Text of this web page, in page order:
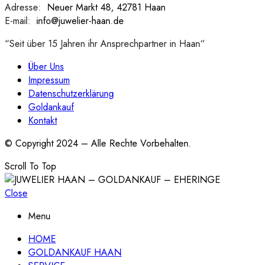
Adresse: Neuer Markt 48, 42781 Haan
E-mail: info@juwelier-haan.de
“Seit über 15 Jahren ihr Ansprechpartner in Haan“
Über Uns
Impressum
Datenschutzerklärung
Goldankauf
Kontakt
© Copyright 2024 – Alle Rechte Vorbehalten.
Scroll To Top
Close
Menu
HOME
GOLDANKAUF HAAN